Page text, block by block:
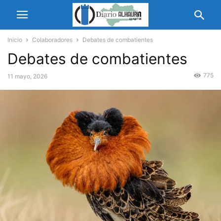
Inicio Colaboradores Debates de combatientes
Debates de combatientes
11 mayo, 2026 775